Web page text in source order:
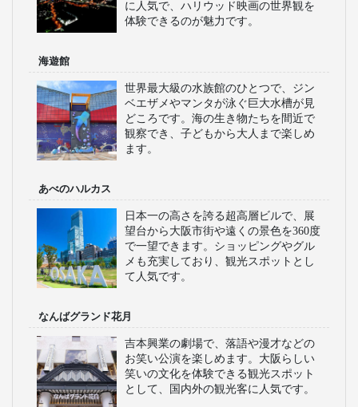
に人気で、ハリウッド映画の世界観を
体験できるのが魅力です。
海遊館
世界最大級の水族館のひとつで、ジン
ベエザメやマンタが泳ぐ巨大水槽が見
どころです。海の生き物たちを間近で
観察でき、子どもから大人まで楽しめ
ます。
あべのハルカス
日本一の高さを誇る超高層ビルで、展
望台から大阪市街や遠くの景色を360度
で一望できます。ショッピングやグル
メも充実しており、観光スポットとし
て人気です。
なんばグランド花月
吉本興業の劇場で、落語や漫才などの
お笑い公演を楽しめます。大阪らしい
笑いの文化を体験できる観光スポット
として、国内外の観光客に人気です。